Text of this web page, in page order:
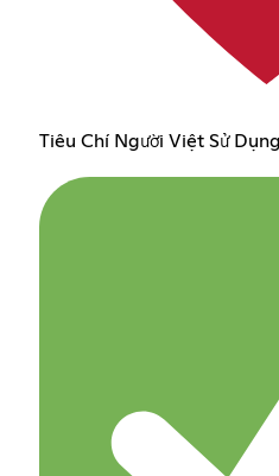
Tiêu Chí Người Việt Sử